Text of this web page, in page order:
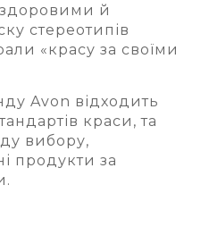
й
стереотипів
«красу за своїми
Avon відходить
краси, та
вибору,
продукти за